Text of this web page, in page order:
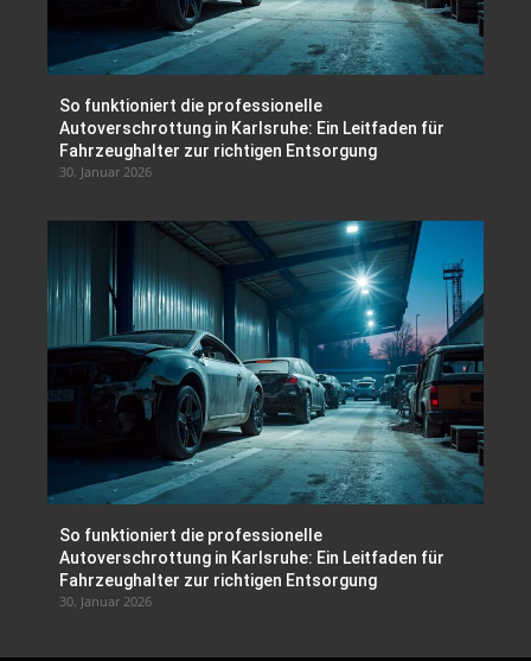
So funktioniert die professionelle
Autoverschrottung in Karlsruhe: Ein Leitfaden für
Fahrzeughalter zur richtigen Entsorgung
30. Januar 2026
So funktioniert die professionelle
Autoverschrottung in Karlsruhe: Ein Leitfaden für
Fahrzeughalter zur richtigen Entsorgung
30. Januar 2026